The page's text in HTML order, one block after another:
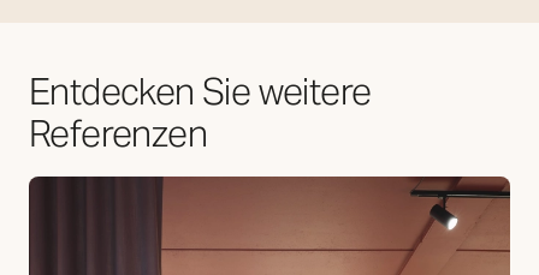
Entdecken Sie weitere
Referenzen